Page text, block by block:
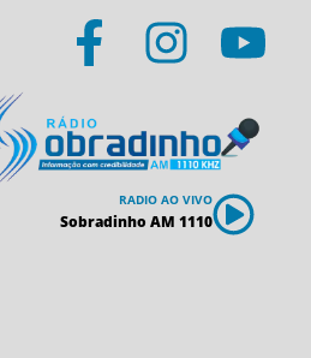
RADIO AO VIVO
Sobradinho AM 1110